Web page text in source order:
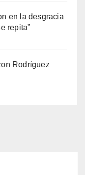
en la desgracia
repita”
Rodríguez